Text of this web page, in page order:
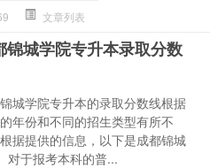
文章列表
锦城学院专升本录取分数
城学院专升本的录取分数线根据
年份和不同的招生类型有所不
据提供的信息，以下是成都锦城
对于报考本科的普...